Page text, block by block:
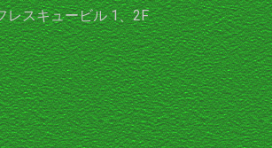
スキュービル 1、2F